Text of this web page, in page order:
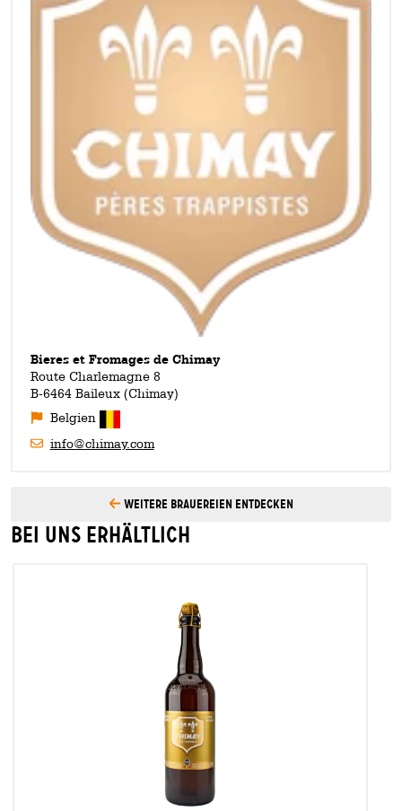
und Wertschätzung sind Werte, die hier eine große Rolle
spielen. Zuletzt wirkt sich die Ethik auch auf das Bier aus:
Sämtliche Zutaten, die in den Kessel wandern, sind natürlich
und von höchster Qualität. Davon profitieren wir in höchstem
Maße, denn aus guten Zutaten wird unter den fachkundigen
Händen der Mönche hervorragendes Bier!
Bieres et Fromages de Chimay
Route Charlemagne 8
B-6464 Baileux (Chimay)
Belgien
info@chimay.com
Weitere Brauereien entdecken
Bei uns erhältlich